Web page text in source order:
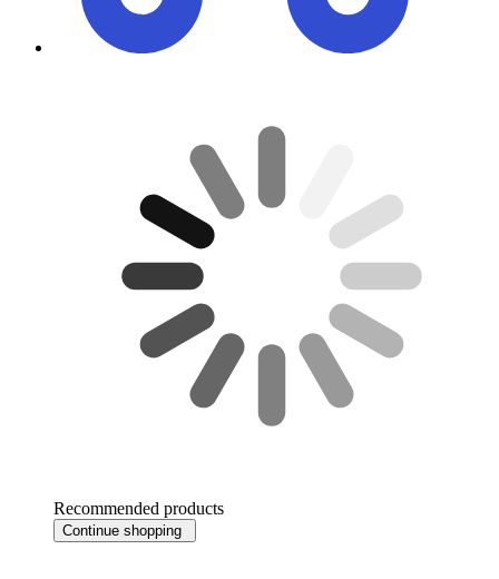
Recommended products
Continue shopping